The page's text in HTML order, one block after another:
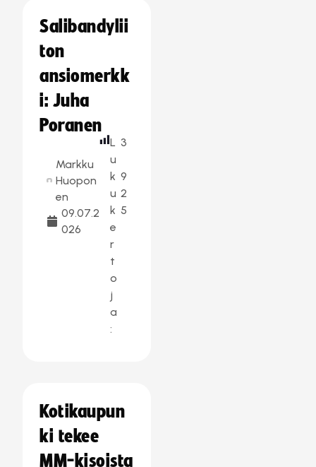
Salibandylii
ton
ansiomerkk
i: Juha
Poranen
Markku
Huopon
en
09.07.2
026
L
u
k
u
k
e
r
t
o
j
a
:
3
9
2
5
Kotikaupun
ki tekee
MM-kisoista